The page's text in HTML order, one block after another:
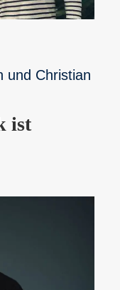
und Christian
ist